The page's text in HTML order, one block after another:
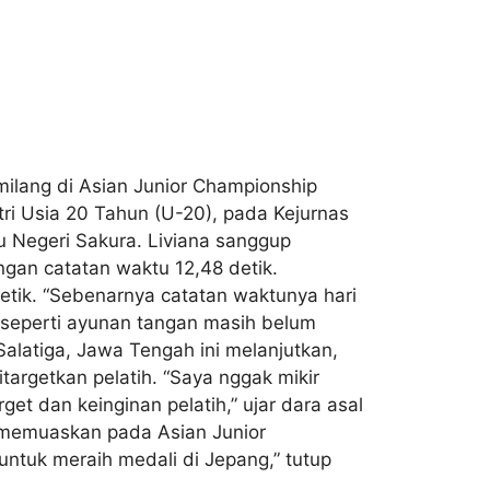
di Asian Junior Championship
Usia 20 Tahun (U-20), pada Kejurnas
Sakura. Liviana sanggup
catatan waktu 12,48 detik.
“Sebenarnya catatan waktunya hari
ayunan tangan masih belum
Jawa Tengah ini melanjutkan,
pelatih. “Saya nggak mikir
dan keinginan pelatih,” ujar dara asal
pada Asian Junior
meraih medali di Jepang,” tutup